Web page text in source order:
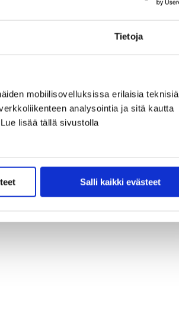
Tietoja
mobiilisovelluksissa erilaisia teknisiä
analysointia ja sitä kautta
lisää tällä sivustolla
Salli kaikki evästeet